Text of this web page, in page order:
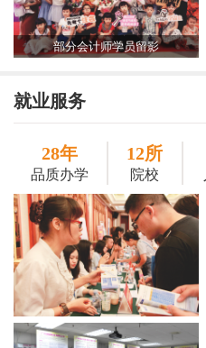
部分会计师学员留影
就业服务
28年
品质办学
12所
院校